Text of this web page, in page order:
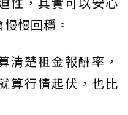
慢回穩。
清楚租金報酬率，
算行情起伏，也比